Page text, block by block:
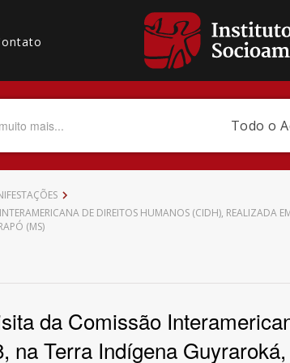
Todo o
Até
DE DIREITOS HUMANOS (CIDH),
(MS)
da Comissão
na Terra Indígena